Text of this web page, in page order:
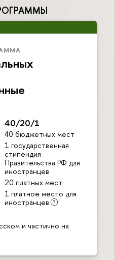
40/20/1
40 бюджетных мест
1 государственная
стипендия
Правительства РФ для
иностранцев
20 платных мест
1 платное место для
иностранцев
и частично на